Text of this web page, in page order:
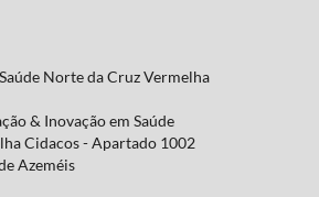
Norte da Cruz Vermelha
& Inovação em Saúde
Cidacos - Apartado 1002
Azeméis